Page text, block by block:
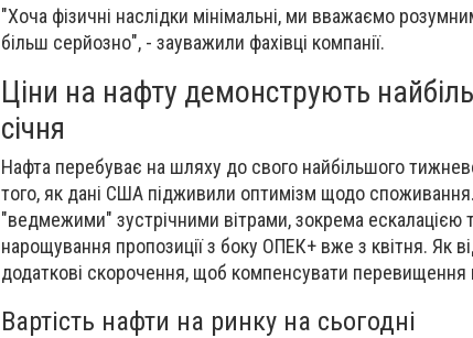
"Хоча фізичні наслідки мінімальні, ми вважаємо
більш серйозно", - зауважили фахівці компанії.
Ціни на нафту демонструють
січня
Нафта перебуває на шляху до свого найбільшого
того, як дані США підживили оптимізм щодо
"ведмежими" зустрічними вітрами, зокрема ескалацією
нарощування пропозиції з боку ОПЕК+ вже з квітня. Як
додаткові скорочення, щоб компенсувати перевищення
Вартість нафти на ринку на сьогодні